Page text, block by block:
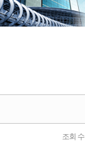
조회 수